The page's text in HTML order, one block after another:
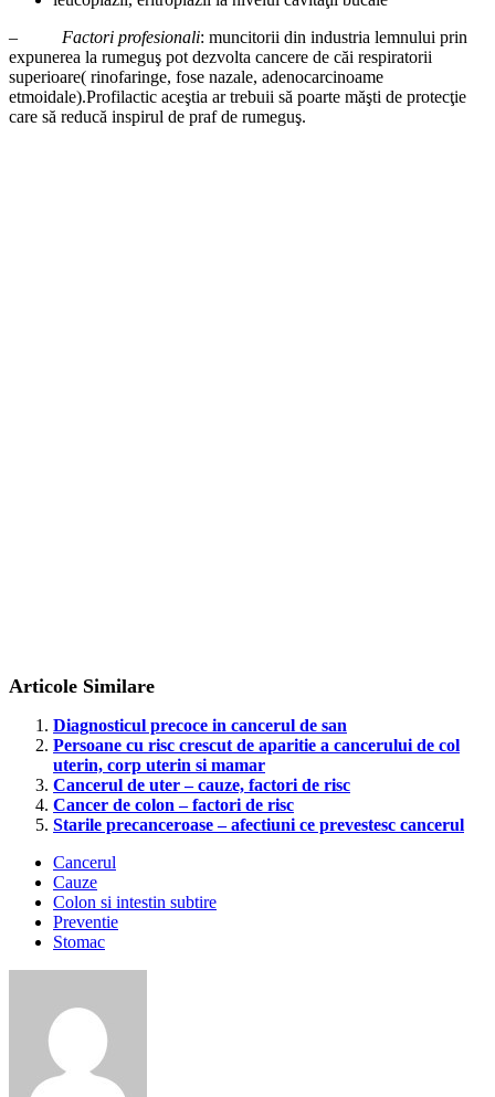
– Factori profesionali: muncitorii din industria lemnului prin
expunerea la rumeguş pot dezvolta cancere de căi respiratorii
superioare( rinofaringe, fose nazale, adenocarcinoame
etmoidale).Profilactic aceştia ar trebuii să poarte măşti de protecţie
care să reducă inspirul de praf de rumeguş.
Articole Similare
Diagnosticul precoce in cancerul de san
Persoane cu risc crescut de aparitie a cancerului de col
uterin, corp uterin si mamar
Cancerul de uter – cauze, factori de risc
Cancer de colon – factori de risc
Starile precanceroase – afectiuni ce prevestesc cancerul
Cancerul
Cauze
Colon si intestin subtire
Preventie
Stomac
de
cancerul
gastric